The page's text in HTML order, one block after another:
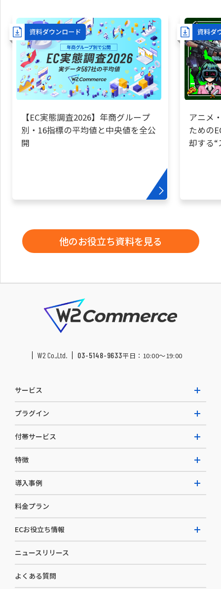
【EC実態調査2026】年商グループ
別・16指標の平均値と中央値を全公
開
アニメ
ための
却する
他のお役立ち資料を見る
W2 Co.,Ltd. 03-5148-9633平日：10:00〜19:00
サービス
W2 Commerce Repeat
W2 Commerce BtoB
W2 Commerce Asia
プラグイン
AI buddy
付帯サービス
EC運用構築支援・運用支援
カスタマーサクセス
セキュリティ
デザイン制作
コンサルティング
特徴
選ばれる理由
開発体制
導入事例
導入企業一覧
料金プラン
ECお役立ち情報
お役立ち資料
ニュースリリース
よくある質問